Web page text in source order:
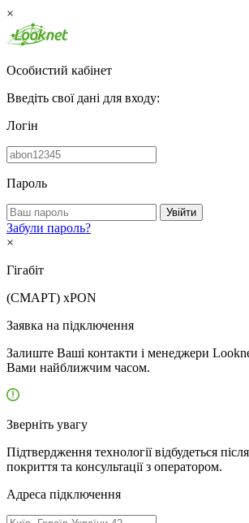
×
Особистий кабінет
Введіть свої дані для входу:
Логін
Пароль
Увійти
Забули пароль?
×
Гігабіт
(СМАРТ) xPON
Заявка на підключення
Залиште Ваші контакти і менеджери
Вами найближчим часом.
Зверніть увагу
Підтвердження технології відбудеться
покриття та консультації з оператором.
Адресa підключення